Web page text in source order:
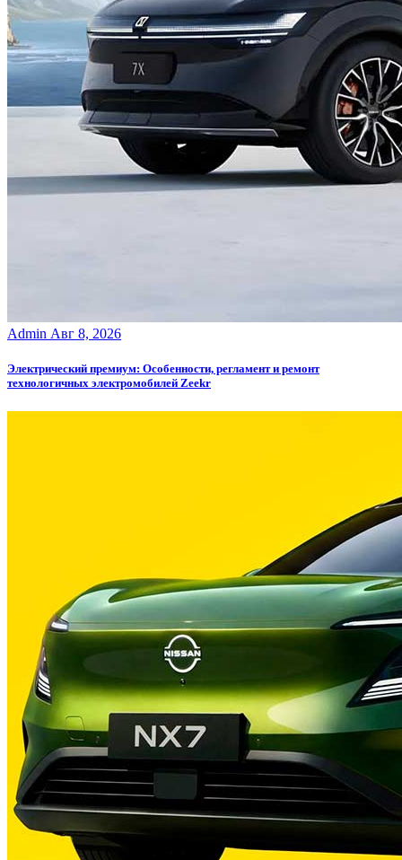
Admin Авг 8, 2026
Электрический премиум: Особенности, регламент и ремонт
технологичных электромобилей Zeekr